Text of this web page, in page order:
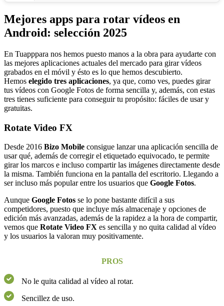
Mejores apps para rotar vídeos en
Android: selección 2025
En Tuapppara nos hemos puesto manos a la obra para ayudarte con
las mejores aplicaciones actuales del mercado para girar vídeos
grabados en el móvil y ésto es lo que hemos descubierto.
Hemos elegido tres aplicaciones, ya que, como ves, puedes girar
tus vídeos con Google Fotos de forma sencilla y, además, con estas
tres tienes suficiente para conseguir tu propósito: fáciles de usar y
gratuitas.
Rotate Video FX
Desde 2016 Bizo Mobile consigue lanzar una aplicación sencilla de
usar qué, además de corregir el etiquetado equivocado, te permite
girar los marcos e incluso compartir las imágenes directamente desde
la misma. También funciona en la pantalla del escritorio. Llegando a
ser incluso más popular entre los usuarios que Google Fotos.
Aunque Google Fotos se lo pone bastante difícil a sus
competidores, puesto que incluye más almacenaje y opciones de
edición más avanzadas, además de la rapidez a la hora de compartir,
vemos que Rotate Video FX es sencilla y no quita calidad al vídeo
y los usuarios la valoran muy positivamente.
PROS
No le quita calidad al vídeo al rotar.
Sencillez de uso.